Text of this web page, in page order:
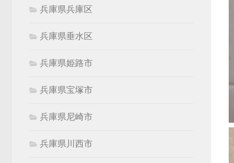
兵庫県兵庫区
兵庫県垂水区
兵庫県姫路市
兵庫県宝塚市
兵庫県尼崎市
兵庫県川西市